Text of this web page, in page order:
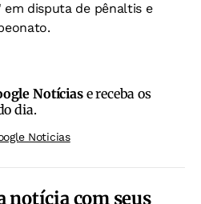
disputa de pênaltis e
Notíciase receba os
dia.
Noticias
notícia com seus